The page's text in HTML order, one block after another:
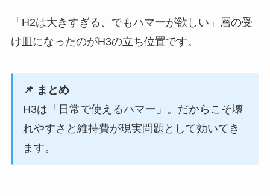
「H2は大きすぎる、でもハマーが欲しい」層の受
け皿になったのがH3の立ち位置です。
📌 まとめ
H3は「日常で使えるハマー」。だからこそ壊
れやすさと維持費が現実問題として効いてき
ます。